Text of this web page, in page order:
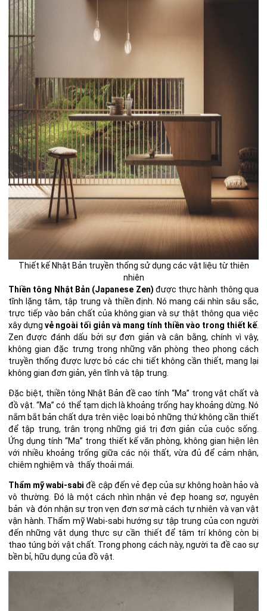
Thiết kế Nhật Bản truyền thống sử dụng các vật liệu từ thiên
nhiên
Thiền tông Nhật Bản (Japanese Zen) được thực hành thông qua
tĩnh lặng tâm, tập trung và thiền định. Nó mang cái nhìn sâu sắc,
trực tiếp vào bản chất của không gian và sự thật thông qua việc
xây dựng vẻ ngoài tối giản và mang tính thiền vào trong thiết kế
Zen được đánh dấu bởi sự đơn giản và cân bằng, chính vì vậy,
không gian đặc trưng trong những văn phòng theo phong cách
truyền thống được lược bỏ các chi tiết không cần thiết, mang lại
không gian đơn giản, yên tĩnh và tập trung.
Đặc biệt, thiền tông Nhật Bản đề cao tính “Ma” trong vật chất và
đồ vật. “Ma” có thể tạm dịch là khoảng trống hay khoảng dừng. Nó
nắm bắt bản chất dựa trên việc loại bỏ những thứ không cần thiết
để tập trung, trân trọng những giá trị đơn giản của cuộc sống.
Ứng dụng tính “Ma” trong thiết kế văn phòng, không gian hiện lên
với nhiều khoảng trống giữa các nội thất, vừa đủ để cảm nhận,
chiêm nghiệm và thấy thoải mái.
Thẩm mỹ wabi-sabi đề cập đến vẻ đẹp của sự không hoàn hảo và
vô thường. Đó là một cách nhìn nhận vẻ đẹp hoang sơ, nguyên
bản và đón nhận sự trọn vẹn đơn sơ mà cách tự nhiên và vạn vật
vận hành. Thẩm mỹ Wabi-sabi hướng sự tập trung của con người
đến những vật dụng thực sự cần thiết để tâm trí không còn bị
thao túng bởi vật chất. Trong phong cách này, người ta đề cao sự
bền bỉ, hữu dụng của đồ vật.